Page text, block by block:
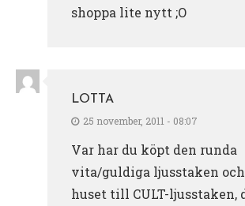
shoppa lite nytt ;O
LOTTA
25 november, 2011 - 08:07
Var har du köpt den runda
vita/guldiga ljusstaken
huset till CULT-ljusstaken,